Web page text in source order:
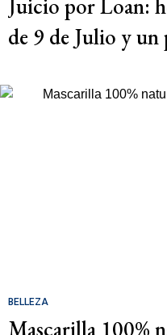
Juicio por Loan:
de 9 de Julio y
BELLEZA
Mascarilla 100%